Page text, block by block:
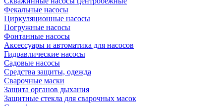
Фекальные насосы
Циркуляционные насосы
Погружные насосы
Фонтанные насосы
Аксессуары и автоматика для насосов
Гидравлические насосы
Садовые насосы
Средства защиты, одежда
Сварочные маски
Защита органов дыхания
Защитные стекла для сварочных масок